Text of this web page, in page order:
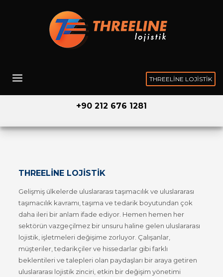
THREELINE LOJISTIK
+90 212 676 1281
THREELINE LOJISTIK
Gelişmiş ülkelerde uluslararası taşımacılık ve uluslararası
taşımacılık kavramı, taşıma ve tedarik boyutundan çok
daha ileri bir anlam ifade ediyor. Hemen hemen her
sektörün vazgeçilmez bir unsuru haline gelen uluslararası
lojistik, işletmeleri değişime zorluyor. Çalışanlar,
müşteriler, tedarikçiler ve hissedarlar gibi farklı
beklentileri ve talepleri olan paydaşları bir araya getiren
uluslararası lojistik zinciri, etkin bir değişim yönetimi